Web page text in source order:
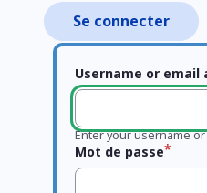
Onglets
principaux
Se connecter
Username or email
Enter your username
Mot de passe